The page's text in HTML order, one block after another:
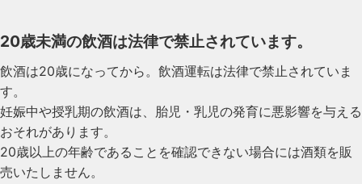
20歳未満の飲酒は法律で禁止されています。
飲酒は20歳になってから。飲酒運転は法律で禁止されていま
す。
妊娠中や授乳期の飲酒は、胎児・乳児の発育に悪影響を与える
おそれがあります。
20歳以上の年齢であることを確認できない場合には酒類を販
売いたしません。